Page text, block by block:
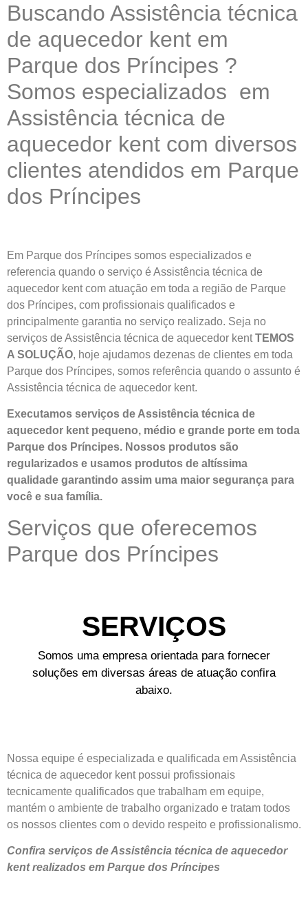
Buscando Assistência técnica
de aquecedor kent em
Parque dos Príncipes ?
Somos especializados em
Assistência técnica de
aquecedor kent com diversos
clientes atendidos em Parque
dos Príncipes
Em Parque dos Príncipes somos especializados e
referencia quando o serviço é Assistência técnica de
aquecedor kent com atuação em toda a região de Parque
dos Príncipes, com profissionais qualificados e
principalmente garantia no serviço realizado. Seja no
serviços de Assistência técnica de aquecedor kentTEMOS
A SOLUÇÃO, hoje ajudamos dezenas de clientes em toda
Parque dos Príncipes, somos referência quando o assunto é
Assistência técnica de aquecedor kent.
Executamos serviços de Assistência técnica de
aquecedor kent pequeno, médio e grande porte em toda
Parque dos Príncipes. Nossos produtos são
regularizados e usamos produtos de altíssima
qualidade garantindo assim uma maior segurança para
você e sua família.
Serviços que oferecemos
Parque dos Príncipes
SERVIÇOS
Somos uma empresa orientada para fornecer
soluções em diversas áreas de atuação confira
abaixo.
Nossa equipe é especializada e qualificada em Assistência
técnica de aquecedor kent possui profissionais
tecnicamente qualificados que trabalham em equipe,
mantém o ambiente de trabalho organizado e tratam todos
os nossos clientes com o devido respeito e profissionalismo.
Confira serviços de Assistência técnica de aquecedor
kent realizados em Parque dos Príncipes